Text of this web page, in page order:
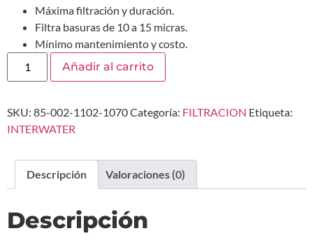
Máxima filtración y duración.
Filtra basuras de 10 a 15 micras.
Mínimo mantenimiento y costo.
Añadir al carrito
SKU: 85-002-1102-1070Categoría: FILTRACION Etiqueta:
INTERWATER
Descripción Valoraciones (0)
Descripción